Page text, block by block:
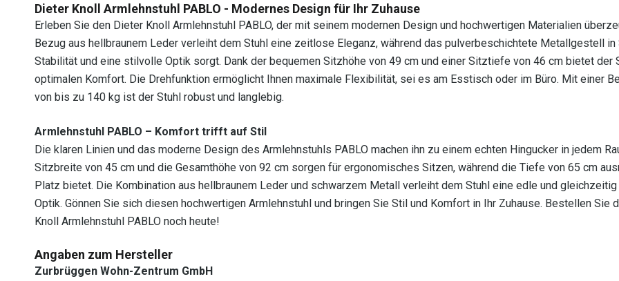
Dieter Knoll Armlehnstuhl PABLO - Modernes Design für Ihr Zuhause
Erleben Sie den Dieter Knoll Armlehnstuhl PABLO, der mit seinem modernen Design und hochwertigen Materialien
Bezug aus hellbraunem Leder verleiht dem Stuhl eine zeitlose Eleganz, während das pulverbeschichtete Metallgestell in
Stabilität und eine stilvolle Optik sorgt. Dank der bequemen Sitzhöhe von 49 cm und einer Sitztiefe von 46 cm bietet der
optimalen Komfort. Die Drehfunktion ermöglicht Ihnen maximale Flexibilität, sei es am Esstisch oder im Büro. Mit einer
von bis zu 140 kg ist der Stuhl robust und langlebig.
Armlehnstuhl PABLO – Komfort trifft auf Stil
Die klaren Linien und das moderne Design des Armlehnstuhls PABLO machen ihn zu einem echten Hingucker in jedem
Sitzbreite von 45 cm und die Gesamthöhe von 92 cm sorgen für ergonomisches Sitzen, während die Tiefe von 65 cm
Platz bietet. Die Kombination aus hellbraunem Leder und schwarzem Metall verleiht dem Stuhl eine edle und
Optik. Gönnen Sie sich diesen hochwertigen Armlehnstuhl und bringen Sie Stil und Komfort in Ihr Zuhause. Bestellen Sie
Knoll Armlehnstuhl PABLO noch heute!
Angaben zum Hersteller
Zurbrüggen Wohn-Zentrum GmbH